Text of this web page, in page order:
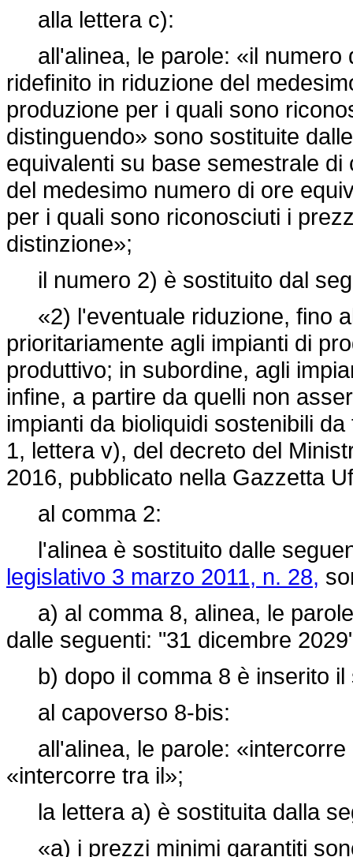
alla lettera c):
all'alinea, le parole: «il numero
ridefinito in riduzione del
produzione per i quali sono
distinguendo» sono sostituite
equivalenti su base semestrale
del medesimo numero di ore
per i quali sono riconosciuti i
distinzione»;
il numero 2) è sostituito dal
«2) l'eventuale riduzione, fino
prioritariamente agli impianti di
produttivo; in subordine, agli
infine, a partire da quelli non
impianti da bioliquidi sostenibili
1, lettera v), del decreto del
2016, pubblicato nella Gazzetta
al comma 2:
l'alinea è sostituito dalle
legislativo 3 marzo 2011, n. 28,
a) al comma 8, alinea, le
dalle seguenti: "31 dicembre
b) dopo il comma 8 è inserito il
al capoverso 8-bis:
all'alinea, le parole: «intercorre
«intercorre tra il»;
la lettera a) è sostituita dalla
«a) i prezzi minimi garantiti